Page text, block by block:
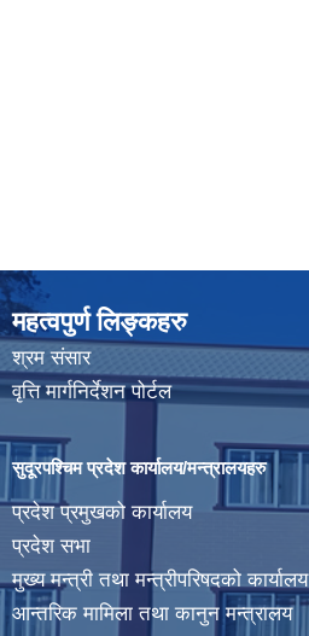
महत्वपुर्ण लिङ्कहरु
श्रम संसार
वृत्ति मार्गनिर्देशन पोर्टल
सुदूरपश्चिम प्रदेश कार्यालय/मन्त्रालयहरु
प्रदेश प्रमुखको कार्यालय
प्रदेश सभा
मुख्य मन्त्री तथा मन्त्रीपरिषदको कार्यालय
आन्तरिक मामिला तथा कानुन मन्त्रालय